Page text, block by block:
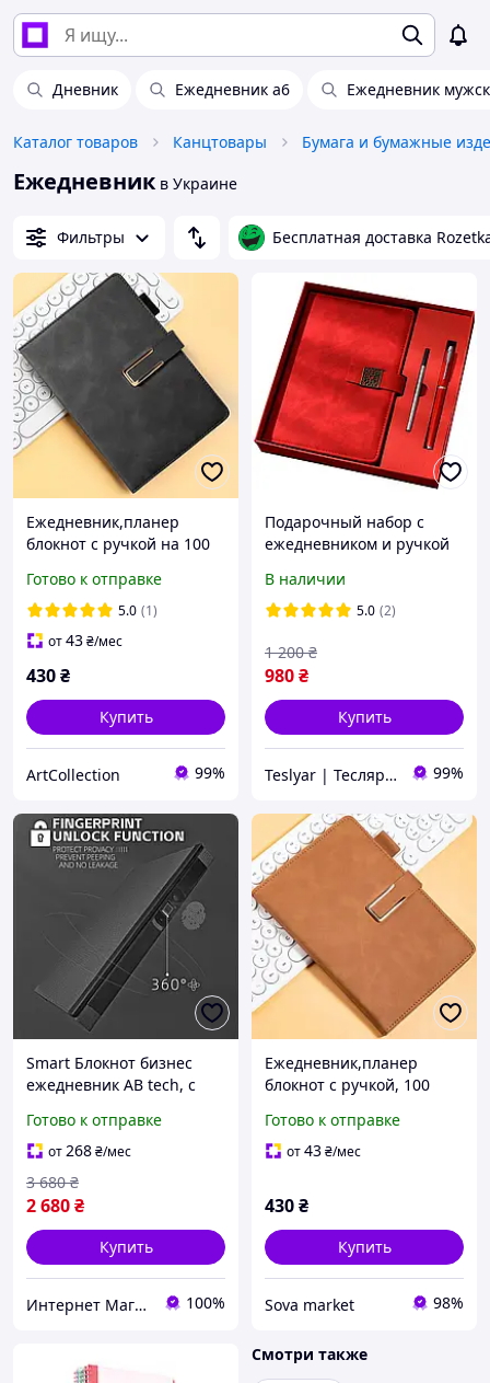
Дневник Ежедневник а6 Ежедневник
Каталог товаров Канцтовары Бумага и бумажные
Ежедневник в Украине
Фильтры Бесплатная доставка
Ежедневник,планер
блокнот с ручкой на 100
А5,записная
книжка,планер в мягкой
обложке,цвет чёрный
Готово к отправке
5.0 (1)
от43₴/мес
430₴
Купить
ArtСollection 99%
Подарочный набор с
ежедневником и ручкой
из экокожи А5 Красный
В наличии
5.0 (2)
980₴
1 200 ₴
Купить
Teslyar | Тесляр | Всё для дома | Подарки | Опт 99%
Smart Блокнот бизнес
ежедневник AB tech, c
ID и беспроводной
зарядкой
Готово к отправке
от268₴/мес
2 680₴
3 680 ₴
Купить
Интернет Магазин ХозДом 100%
Ежедневник,планер
блокнот с ручкой, 100
А5,планер,записная
книжка в мягкой
Готово к отправке
от43₴/мес
430₴
Купить
Sova market 98%
Смотри также